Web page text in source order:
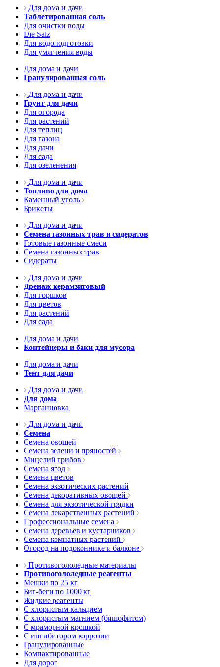
Для дома и дачи
Таблетированная соль
Для очистки воды
Die Salz
Для водоподготовки
Для умягчения воды
Для дома и дачи
Гранулированная соль
Для дома и дачи
Грунт для дачи
Для огорода
Для растений
Для теплиц
Для газона
Для дачи
Для сада
Для озеленения
Для дома и дачи
Топливо для дома
Каменный уголь
Брикеты
Для дома и дачи
Семена газонных трав и сидератов
Готовые газонные смеси
Семена газонных трав
Сидераты
Для дома и дачи
Дренаж керамзитовый
Для горшков
Для цветов
Для растений
Для сада
Для дома и дачи
Контейнеры и баки для мусора
Для дома и дачи
Тент для дачи
Для дома и дачи
Для дома
Марганцовка
Для дома и дачи
Семена
Семена овощей
Семена зелени и пряностей
Мицелий грибов
Семена ягод
Семена цветов
Семена экзотических растений
Семена декоративных овощей
Семена для экзотической грядки
Семена лекарственных растений
Профессиональные семена
Семена деревьев и кустарников
Семена комнатных растений
Огород на подоконнике и балконе
Противогололедные материалы
Противогололедные реагенты
Мешки по 25 кг
Биг-беги по 1000 кг
Жидкие реагенты
С хлористым кальцием
С хлористым магнием (бишофитом)
С мраморной крошкой
С ингибитором коррозии
Гранулированные
Компактированные
Для дорог